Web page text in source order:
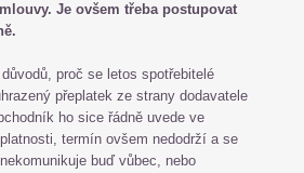
Je ovšem třeba postupovat
proč se letos spotřebitelé
přeplatek ze strany dodavatele
ho sice řádně uvede ve
termín ovšem nedodrží a se
buď vůbec, nebo